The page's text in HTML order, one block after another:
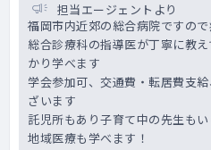
担当エージェントより
福岡市内近郊の総合病院ですので
総合診療科の指導医が丁寧に教
かり学べます
学会参加可、交通費・転居費支
ざいます
託児所もあり子育て中の先生も
地域医療も学べます！